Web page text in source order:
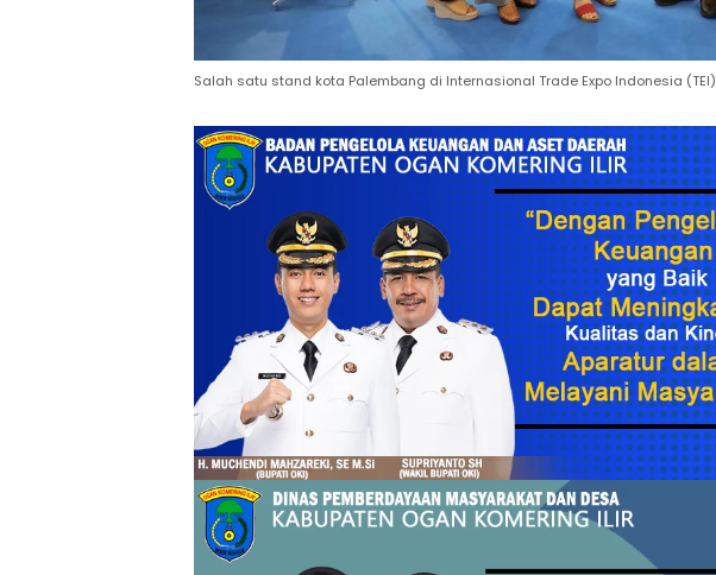
Salah satu stand kota Palembang di Internasional Trade Expo Indonesia (TEI)